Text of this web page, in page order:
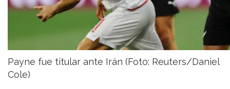
Payne fue titular ante Irán (Foto: Reuters/Daniel
Cole)